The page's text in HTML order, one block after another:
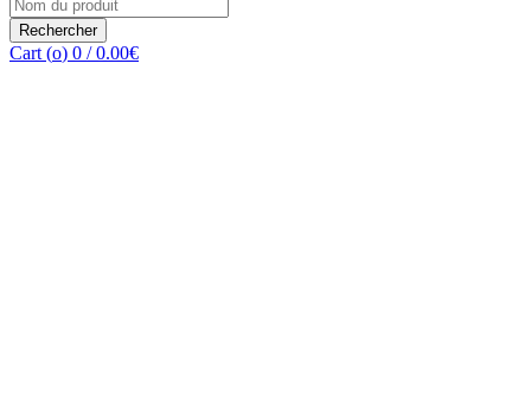
Rechercher
Cart (o) 0 / 0.00€